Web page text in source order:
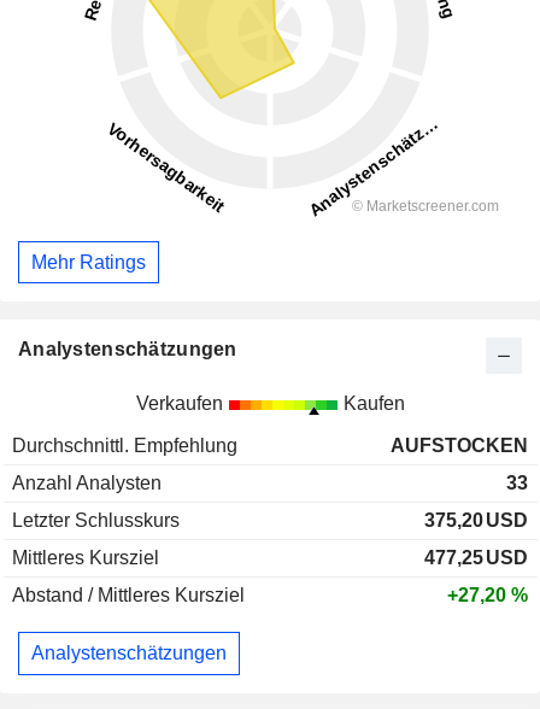
Mehr Ratings
Analystenschätzungen
Verkaufen Kaufen
Durchschnittl. Empfehlung
AUFSTOCKEN
Anzahl Analysten
33
Letzter Schlusskurs
375,20USD
Mittleres Kursziel
477,25USD
Abstand / Mittleres Kursziel
+27,20 %
Analystenschätzungen